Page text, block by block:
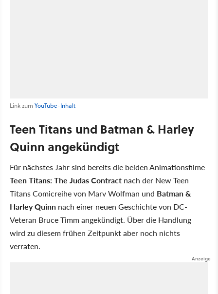
Link zum YouTube-Inhalt
Teen Titans und Batman & Harley
Quinn angekündigt
Für nächstes Jahr sind bereits die beiden Animationsfilme
Teen Titans: The Judas Contract nach der New Teen
Titans Comicreihe von Marv Wolfman und Batman &
Harley Quinn nach einer neuen Geschichte von DC-
Veteran Bruce Timm angekündigt. Über die Handlung
wird zu diesem frühen Zeitpunkt aber noch nichts
verraten.